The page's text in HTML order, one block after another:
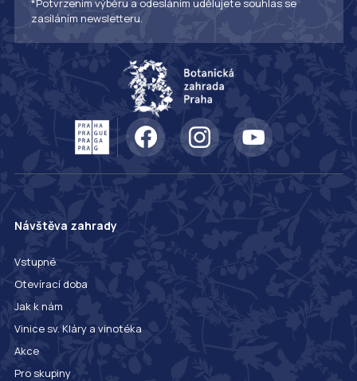
*Potvrzením výběru a odesláním udělujete souhlas se
zasíláním newsletteru.
Návštěva zahrady
Vstupné
Otevírací doba
Jak k nám
Vinice sv. Kláry a vinotéka
Akce
Pro skupiny